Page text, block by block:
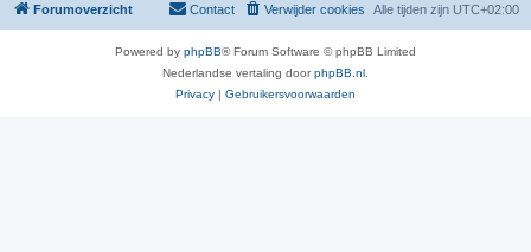
Forumoverzicht Alle tijden zijn UTC+02:00
Verwijder cookies
Contact
Powered by phpBB® Forum Software © phpBB Limited
Nederlandse vertaling doorphpBB.nl
Privacy | Gebruikersvoorwaarden